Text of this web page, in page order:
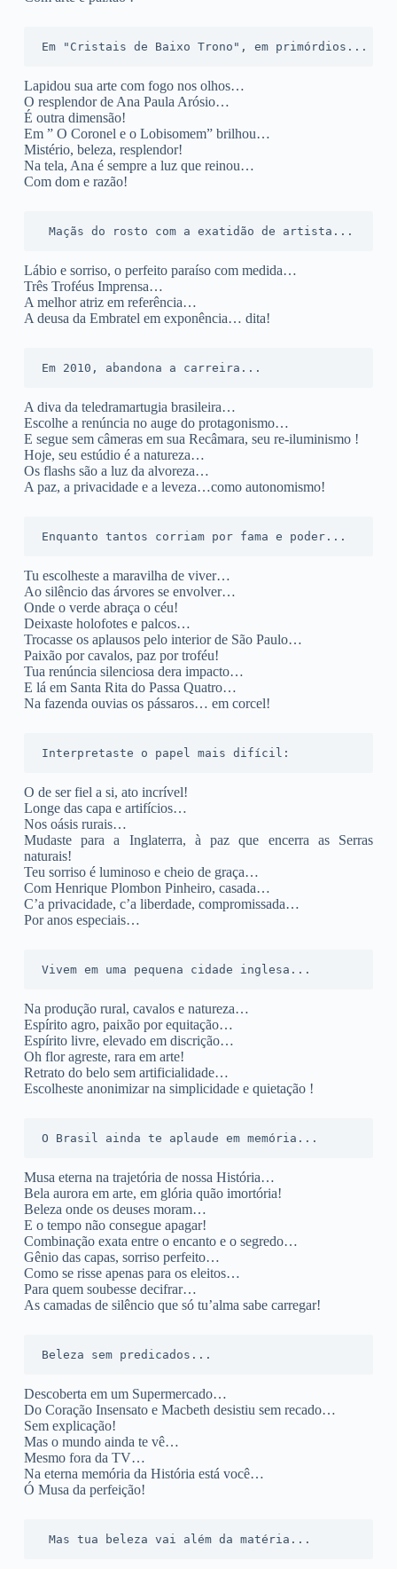
Em "Cristais de Baixo Trono", em primórdios...
Lapidou sua arte com fogo nos olhos…
O resplendor de Ana Paula Arósio…
É outra dimensão!
Em ” O Coronel e o Lobisomem” brilhou…
Mistério, beleza, resplendor!
Na tela, Ana é sempre a luz que reinou…
Com dom e razão!
Maçãs do rosto com a exatidão de artista...
Lábio e sorriso, o perfeito paraíso com medida…
Três Troféus Imprensa…
A melhor atriz em referência…
A deusa da Embratel em exponência… dita!
Em 2010, abandona a carreira...
A diva da teledramartugia brasileira…
Escolhe a renúncia no auge do protagonismo…
E segue sem câmeras em sua Recâmara, seu re-iluminismo !
Hoje, seu estúdio é a natureza…
Os flashs são a luz da alvoreza…
A paz, a privacidade e a leveza…como autonomismo!
Enquanto tantos corriam por fama e poder...
Tu escolheste a maravilha de viver…
Ao silêncio das árvores se envolver…
Onde o verde abraça o céu!
Deixaste holofotes e palcos…
Trocasse os aplausos pelo interior de São Paulo…
Paixão por cavalos, paz por troféu!
Tua renúncia silenciosa dera impacto…
E lá em Santa Rita do Passa Quatro…
Na fazenda ouvias os pássaros… em corcel!
Interpretaste o papel mais difícil:
O de ser fiel a si, ato incrível!
Longe das capa e artifícios…
Nos oásis rurais…
Mudaste para a Inglaterra, à paz que encerra as Serras
naturais!
Teu sorriso é luminoso e cheio de graça…
Com Henrique Plombon Pinheiro, casada…
C’a privacidade, c’a liberdade, compromissada…
Por anos especiais…
Vivem em uma pequena cidade inglesa...
Na produção rural, cavalos e natureza…
Espírito agro, paixão por equitação…
Espírito livre, elevado em discrição…
Oh flor agreste, rara em arte!
Retrato do belo sem artificialidade…
Escolheste anonimizar na simplicidade e quietação !
O Brasil ainda te aplaude em memória...
Musa eterna na trajetória de nossa História…
Bela aurora em arte, em glória quão imortória!
Beleza onde os deuses moram…
E o tempo não consegue apagar!
Combinação exata entre o encanto e o segredo…
Gênio das capas, sorriso perfeito…
Como se risse apenas para os eleitos…
Para quem soubesse decifrar…
As camadas de silêncio que só tu’alma sabe carregar!
Beleza sem predicados...
Descoberta em um Supermercado…
Do Coração Insensato e Macbeth desistiu sem recado…
Sem explicação!
Mas o mundo ainda te vê…
Mesmo fora da TV…
Na eterna memória da História está você…
Ó Musa da perfeição!
Mas tua beleza vai além da matéria...